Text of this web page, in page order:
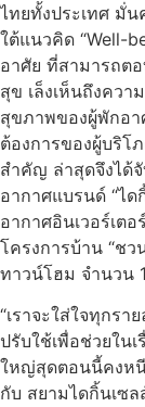
ไทยทั้งประเทศ มั่
ใต้แนวคิด “Well-
อาศัย ที่สามารถต
สุข เล็งเห็นถึงคว
สุขภาพของผู้พักอา
ต้องการของผู้บริโ
สำคัญ ล่าสุดจึงได้
อากาศแบรนด์ “ไ
อากาศอินเวอร์เต
โครงการบ้าน “ช
ทาวน์โฮม จำนวน
“เราจะใส่ใจทุกร
ปรับใช้เพื่อช่วยใน
ใหญ่สุดตอนนี้คงหนี
กับ สยามไดกิ้นเซล